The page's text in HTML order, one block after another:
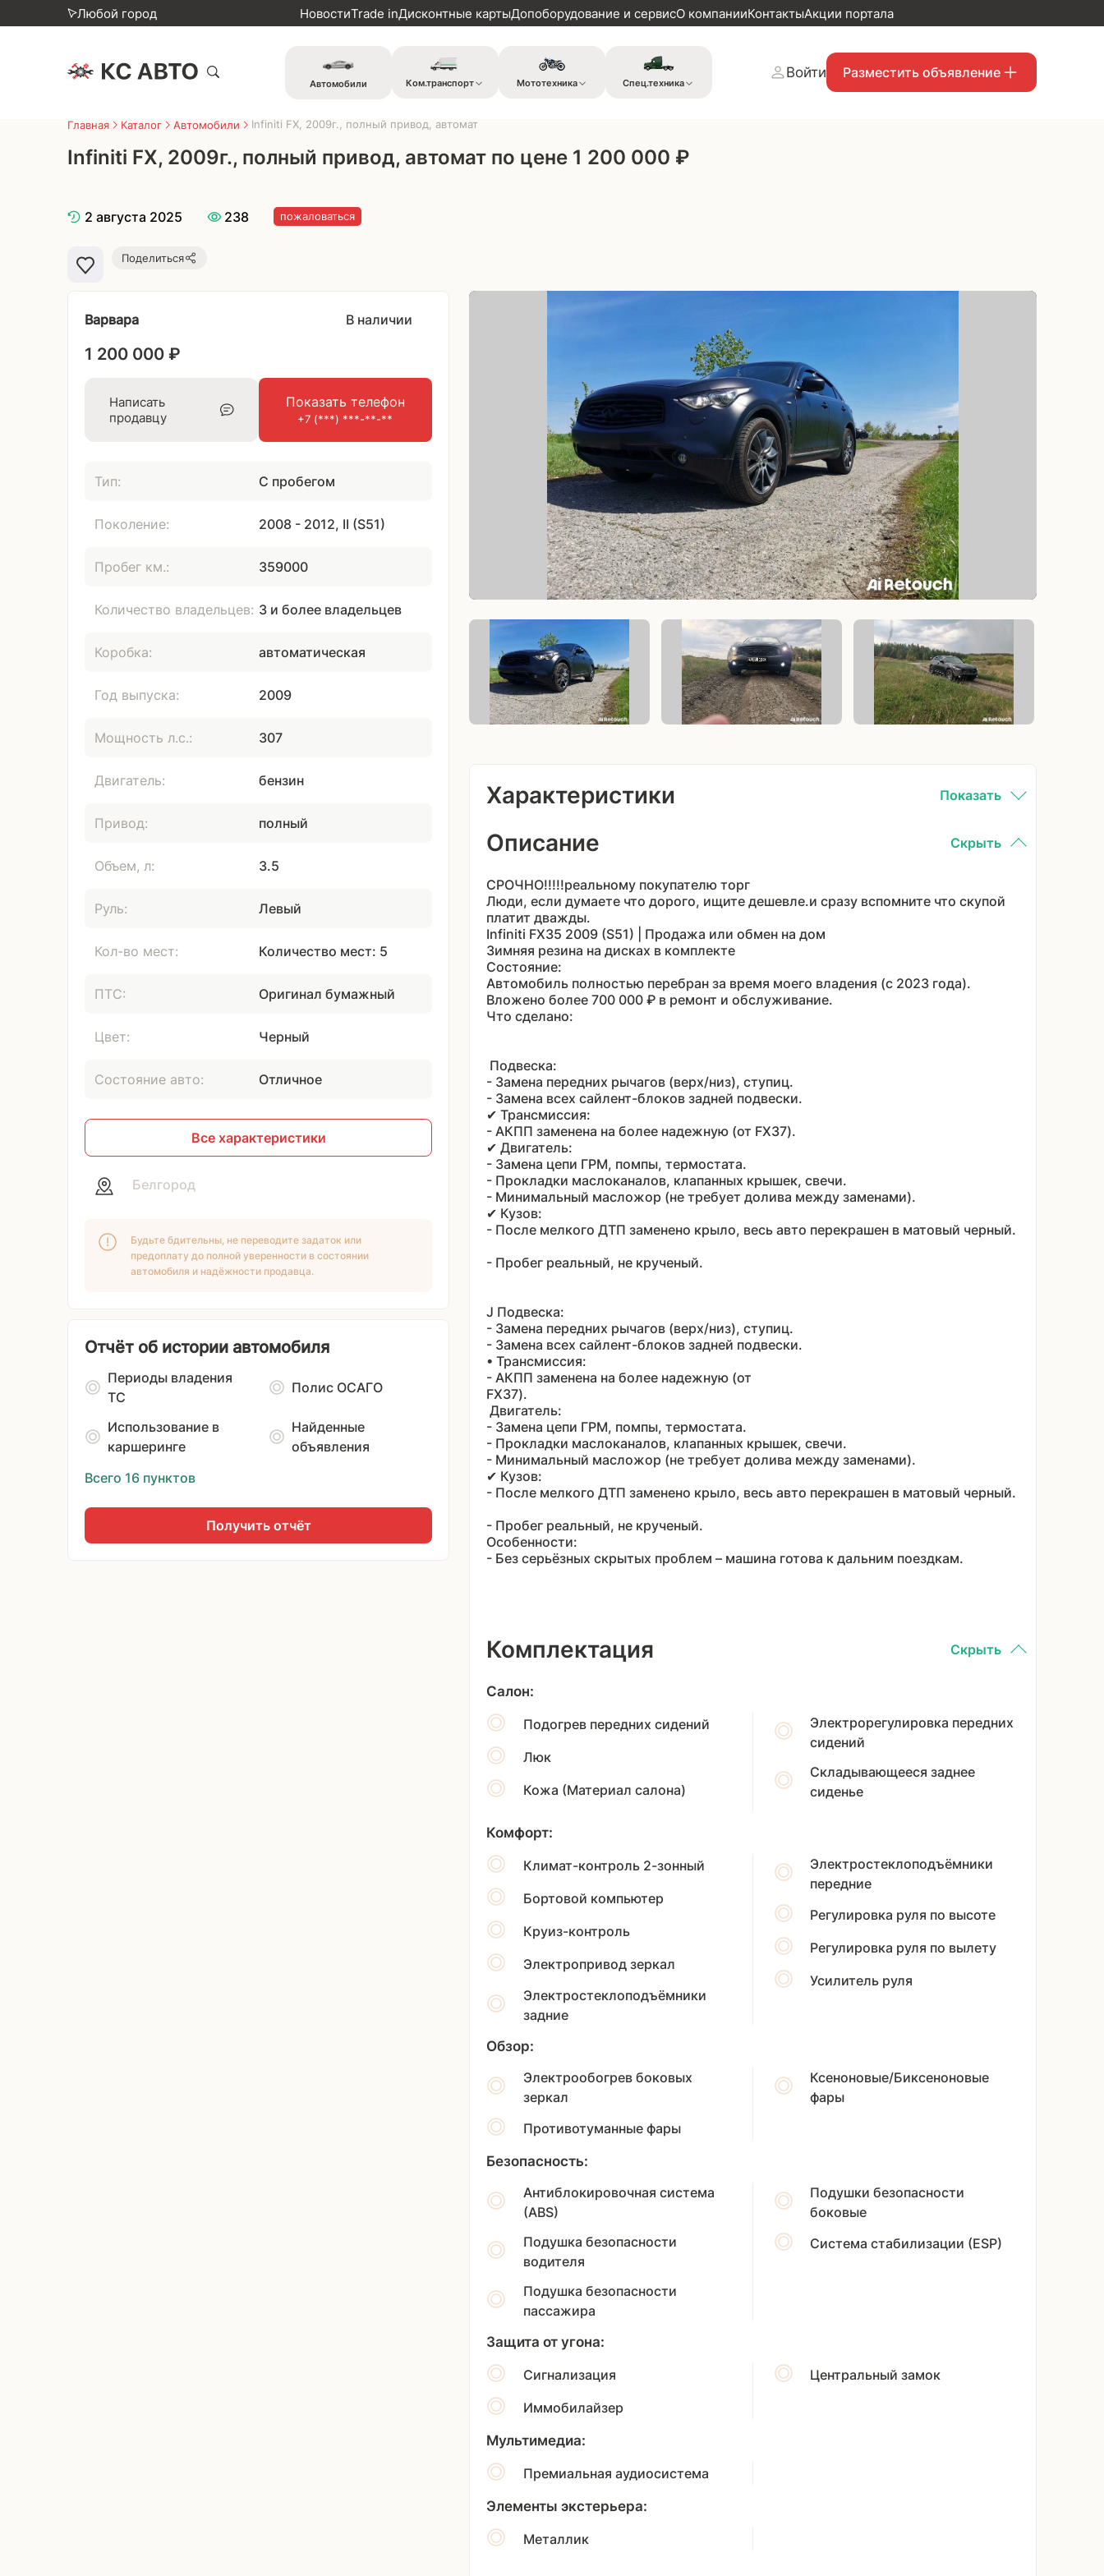
Любой город НовостиTrade inДисконтные картыДопоборудование и сервисО компанииКонтактыАкции портала
Автомобили Ком.транспорт Мототехника Спец.техника
Войти Разместить объявление
Главная Каталог Автомобили Infiniti FX, 2009г., полный привод, автомат
Infiniti FX, 2009г., полный привод, автомат по цене 1 200 000 ₽
2 августа 2025 238 пожаловаться
Поделиться
Варвара В наличии
1 200 000 ₽
Показать телефон
+7 (***) ***-**-**
Написать
продавцу
Тип: С пробегом
Поколение: 2008 - 2012, II (S51)
Пробег км.: 359000
Количество владельцев: 3 и более владельцев
Коробка: автоматическая
Год выпуска: 2009
Мощность л.с.: 307
Двигатель: бензин
Привод: полный
Объем, л: 3.5
Руль: Левый
Кол-во мест: Количество мест: 5
ПТС: Оригинал бумажный
Цвет: Черный
Состояние авто: Отличное
Все характеристики
Белгород
Будьте бдительны, не переводите задаток или
предоплату до полной уверенности в состоянии
автомобиля и надёжности продавца.
Отчёт об истории автомобиля
Периоды владения
ТС
Полис ОСАГО
Использование в
каршеринге
Найденные
объявления
Всего 16 пунктов
Получить отчёт
Характеристики Показать
Описание Скрыть
СРОЧНО!!!!!реальному покупателю торг
Люди, если думаете что дорого, ищите дешевле.и сразу вспомните что скупой
платит дважды.
Infiniti FX35 2009 (S51) | Продажа или обмен на дом
Зимняя резина на дисках в комплекте
Состояние:
Автомобиль полностью перебран за время моего владения (с 2023 года).
Вложено более 700 000 ₽ в ремонт и обслуживание.
Что сделано:
Подвеска:
- Замена передних рычагов (верх/низ), ступиц.
- Замена всех сайлент-блоков задней подвески.
✔ Трансмиссия:
- АКПП заменена на более надежную (от FX37).
✔ Двигатель:
- Замена цепи ГРМ, помпы, термостата.
- Прокладки маслоканалов, клапанных крышек, свечи.
- Минимальный масложор (не требует долива между заменами).
✔ Кузов:
- После мелкого ДТП заменено крыло, весь авто перекрашен в матовый черный.
- Пробег реальный, не крученый.
J Подвеска:
- Замена передних рычагов (верх/низ), ступиц.
- Замена всех сайлент-блоков задней подвески.
• Трансмиссия:
- АКПП заменена на более надежную (от
FX37).
Двигатель:
- Замена цепи ГРМ, помпы, термостата.
- Прокладки маслоканалов, клапанных крышек, свечи.
- Минимальный масложор (не требует долива между заменами).
✔ Кузов:
- После мелкого ДТП заменено крыло, весь авто перекрашен в матовый черный.
- Пробег реальный, не крученый.
Особенности:
- Без серьёзных скрытых проблем – машина готова к дальним поездкам.
Комплектация Скрыть
Салон:
Подогрев передних сидений
Люк
Кожа (Материал салона)
Электрорегулировка передних
сидений
Складывающееся заднее
сиденье
Комфорт:
Климат-контроль 2-зонный
Бортовой компьютер
Круиз-контроль
Электропривод зеркал
Электростеклоподъёмники
задние
Электростеклоподъёмники
передние
Регулировка руля по высоте
Регулировка руля по вылету
Усилитель руля
Обзор:
Электрообогрев боковых
зеркал
Противотуманные фары
Ксеноновые/Биксеноновые
фары
Безопасность:
Антиблокировочная система
(ABS)
Подушка безопасности
водителя
Подушка безопасности
пассажира
Подушки безопасности
боковые
Система стабилизации (ESP)
Защита от угона:
Сигнализация
Иммобилайзер
Центральный замок
Мультимедиа:
Премиальная аудиосистема
Элементы экстерьера:
Металлик